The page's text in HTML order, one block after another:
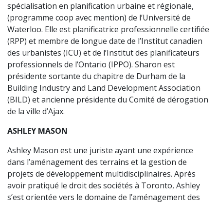
spécialisation en planification urbaine et régionale,
(programme coop avec mention) de l’Université de
Waterloo. Elle est planificatrice professionnelle certifiée
(RPP) et membre de longue date de l’Institut canadien
des urbanistes (ICU) et de l’Institut des planificateurs
professionnels de l’Ontario (IPPO). Sharon est
présidente sortante du chapitre de Durham de la
Building Industry and Land Development Association
(BILD) et ancienne présidente du Comité de dérogation
de la ville d’Ajax.
ASHLEY MASON
Ashley Mason est une juriste ayant une expérience
dans l’aménagement des terrains et la gestion de
projets de développement multidisciplinaires. Après
avoir pratiqué le droit des sociétés à Toronto, Ashley
s’est orientée vers le domaine de l’aménagement des